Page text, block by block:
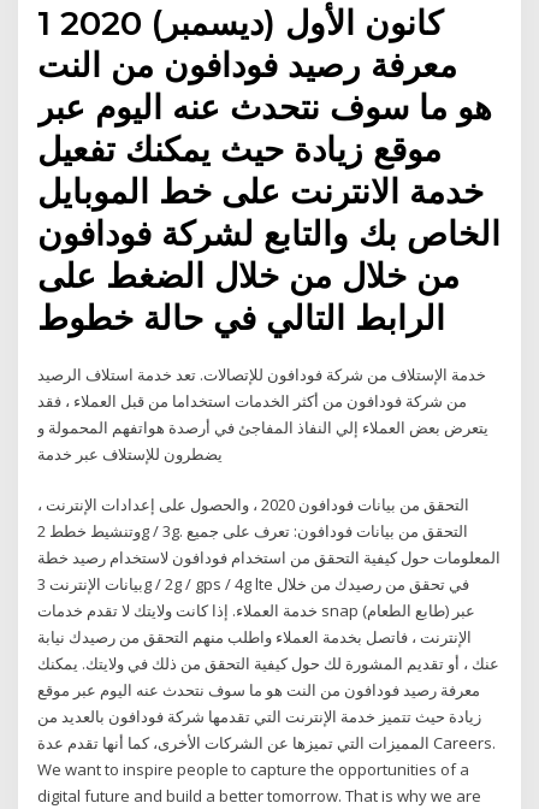
1 كانون الأول (ديسمبر) 2020
معرفة رصيد فودافون من النت
هو ما سوف نتحدث عنه اليوم عبر
موقع زيادة حيث يمكنك تفعيل
خدمة الانترنت على خط الموبايل
الخاص بك والتابع لشركة فودافون
من خلال من خلال الضغط على
الرابط التالي في حالة خطوط
خدمة الإستلاف من شركة فودافون للإتصالات. تعد خدمة استلاف الرصيد
من شركة فودافون من أكثر الخدمات استخداما من قبل العملاء ، فقد
يتعرض بعض العملاء إلي النفاذ المفاجئ في أرصدة هواتفهم المحمولة و
يضطرون للإستلاف عبر خدمة
التحقق من بيانات فودافون 2020 ، والحصول على إعدادات الإنترنت ،
وتنشيط خطط 2g / 3g. التحقق من بيانات فودافون: تعرف على جميع
المعلومات حول كيفية التحقق من استخدام فودافون لاستخدام رصيد خطة
بيانات الإنترنت 3g / 2g / gps / 4g lte في تحقق من رصيدك من خلال
خدمة العملاء. إذا كانت ولايتك لا تقدم خدمات snap (طابع الطعام) عبر
الإنترنت ، فاتصل بخدمة العملاء واطلب منهم التحقق من رصيدك نيابة
عنك ، أو تقديم المشورة لك حول كيفية التحقق من ذلك في ولايتك. يمكنك
معرفة رصيد فودافون من النت هو ما سوف نتحدث عنه اليوم عبر موقع
زيادة حيث تتميز خدمة الإنترنت التي تقدمها شركة فودافون بالعديد من
المميزات التي تميزها عن الشركات الأخرى، كما أنها تقدم عدة Careers.
We want to inspire people to capture the opportunities of a
digital future and build a better tomorrow. That is why we are